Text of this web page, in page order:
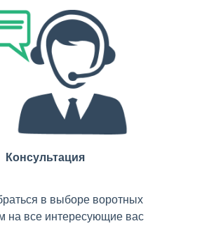
Консультация
в выборе воротных
на все интересующие вас